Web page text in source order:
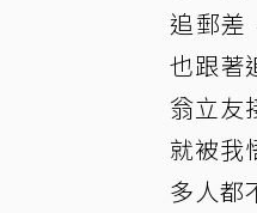
追郵差
也跟著
翁立友
就被我
多人都